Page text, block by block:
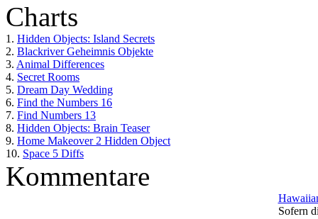
Charts
1. Hidden Objects: Island Secrets
2. Blackriver Geheimnis Objekte
3. Animal Differences
4. Secret Rooms
5. Dream Day Wedding
6. Find the Numbers 16
7. Find Numbers 13
8. Hidden Objects: Brain Teaser
9. Home Makeover 2 Hidden Object
10. Space 5 Diffs
Kommentare
Sofern